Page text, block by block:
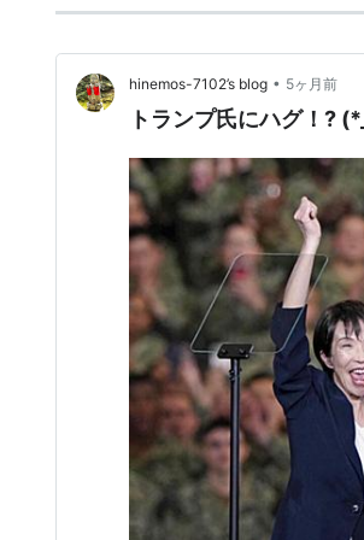
hinemos-7102’s blog • 5ヶ月前
トランプ氏にハグ！?